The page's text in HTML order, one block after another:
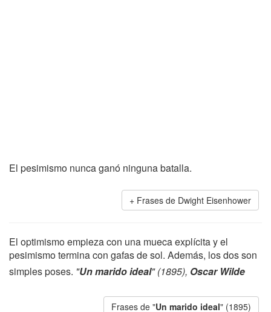
El pesimismo nunca ganó ninguna batalla.
Frases de Dwight Eisenhower
El optimismo empieza con una mueca explícita y el
pesimismo termina con gafas de sol. Además, los dos son
simples poses. "Un marido ideal" (1895), Oscar Wilde
Frases de "Un marido ideal" (1895)